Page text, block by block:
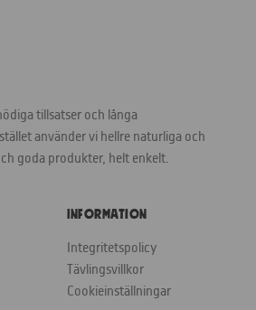
tillsatser och långa
använder vi hellre naturliga och
goda produkter, helt enkelt.
Information
Integritetspolicy
Tävlingsvillkor
Cookieinställningar